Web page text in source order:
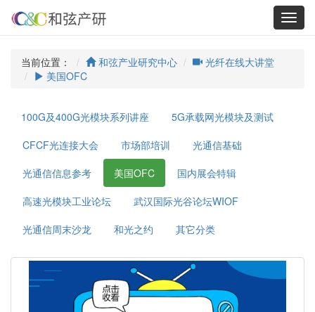
当前位置： 和弦产业研究中心
光纤在线大讲堂
美国OFC
100G及400G光模块系列讲座
5G承载网光模块及测试
CFCF光连接大会
市场部培训
光通信基础
光通信信息参考
美国OFC
国内展会特辑
高速光模块工业论坛
武汉国际光谷论坛WIOF
光通信周末沙龙
和光之约 其它分类